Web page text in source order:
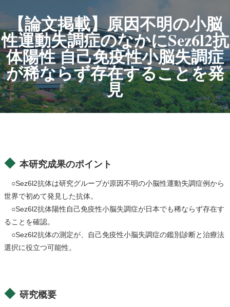
【論文掲載】原因不明の小脳
性運動失調症のなかにSez6l2抗
体陽性 自己免疫性小脳失調症
が稀ならず存在することを発
見
本研究成果のポイント
○Sez6l2抗体は研究グループが原因不明の小脳性運動失調症例から
世界で初めて発見した抗体。
○Sez6l2抗体陽性自己免疫性小脳失調症が日本でも稀ならず存在す
ることを確認。
○Sez6l2抗体の測定が、自己免疫性小脳失調症の鑑別診断と治療法
選択に役立つ可能性。
研究概要